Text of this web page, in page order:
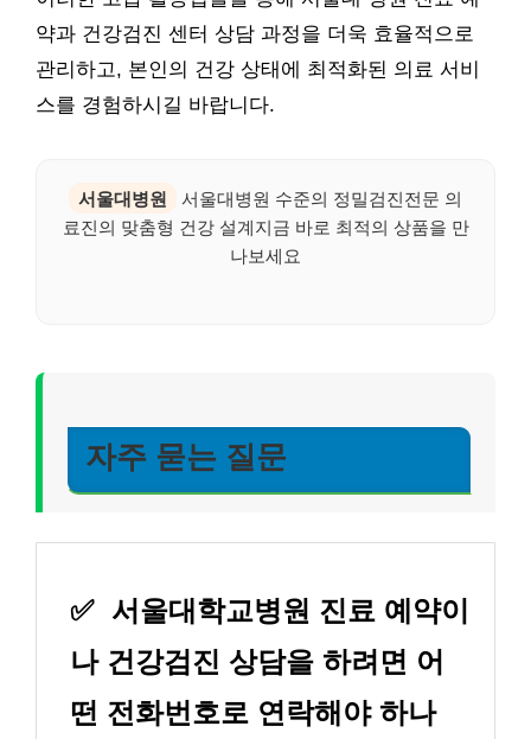
약과 건강검진 센터 상담 과정을 더욱 효율적으로
관리하고, 본인의 건강 상태에 최적화된 의료 서비
스를 경험하시길 바랍니다.
서울대병원
서울대병원 수준의 정밀검진전문 의
료진의 맞춤형 건강 설계지금 바로 최적의 상품을 만
나보세요
자주 묻는 질문
✅ 서울대학교병원 진료 예약이
나 건강검진 상담을 하려면 어
떤 전화번호로 연락해야 하나